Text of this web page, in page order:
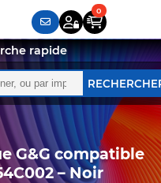
sont
rapide
G&G compatible
– Noir